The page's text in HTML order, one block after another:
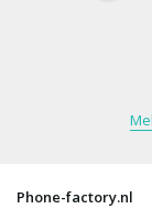
Phone-factory.nl